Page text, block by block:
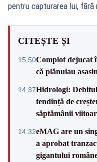
pentru capturarea lui,
CITEȘTE ȘI
15:50Complot dejucat
că plănuiau
14:37Hidrologi:
tendință de
săptămânii
14:32eMAG are un
a aprobat
gigantului